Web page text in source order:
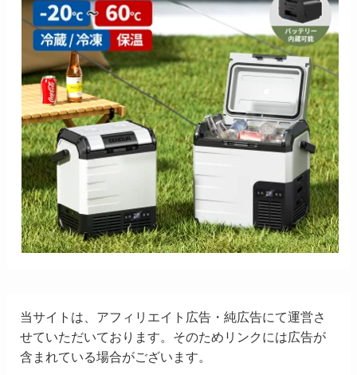
当サイトは、アフィリエイト広告・純広告にて運営さ
せていただいております。そのためリンクには広告が
含まれている場合がございます。